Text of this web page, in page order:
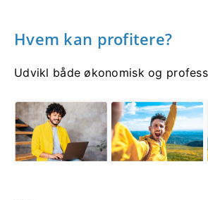
Hvem kan profitere?
Udvikl både økonomisk og